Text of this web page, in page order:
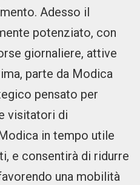
Adesso il
potenziato, con
giornaliere, attive
parte da Modica
pensato per
visitatori di
in tempo utile
e consentirà di ridurre
una mobilità